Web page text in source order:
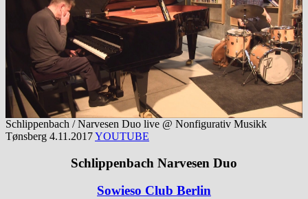
Schlippenbach / Narvesen Duo live @ Nonfigurativ Musikk
Tønsberg 4.11.2017YOUTUBE
Schlippenbach Narvesen Duo
Sowieso Club Berlin